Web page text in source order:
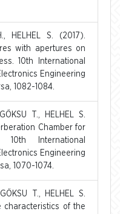
HELHEL S. (2017).
with apertures on
10th International
Engineering
1082-1084.
T., HELHEL S.
Chamber for
10th International
Engineering
1070-1074.
T., HELHEL S.
characteristics of the